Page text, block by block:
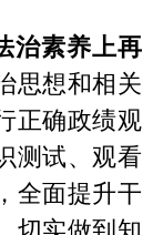
障。
上再
法典
民共
《中
共和